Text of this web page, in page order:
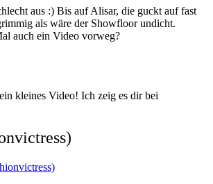
aus :) Bis auf Alisar, die guckt auf fast
als wäre der Showfloor undicht.
auch ein Video vorweg?
kleines Video! Ich zeig es dir bei